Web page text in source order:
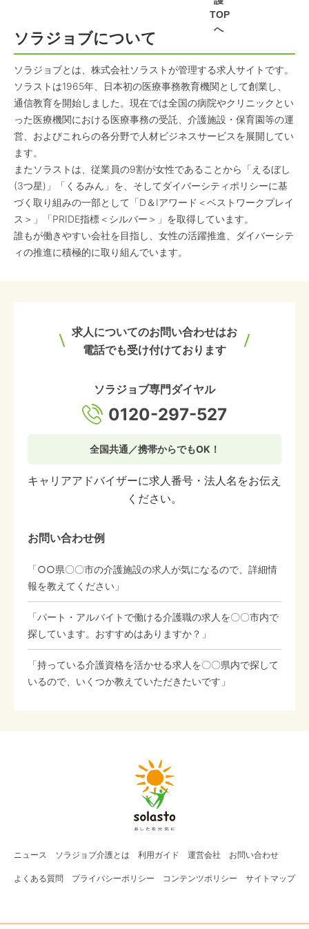
TOP
へ
ソラジョブについて
ソラジョブとは、株式会社ソラストが管理する求人サイトです。
ソラストは1965年、日本初の医療事務教育機関として創業し、
通信教育を開始しました。現在では全国の病院やクリニックとい
った医療機関における医療事務の受託、介護施設・保育園等の運
営、およびこれらの各分野で人材ビジネスサービスを展開してい
ます。
またソラストは、従業員の9割が女性であることから「えるぼし
(3つ星)」「くるみん」を、そしてダイバーシティポリシーに基
づく取り組みの一部として「D＆Iアワード＜ベストワークプレイ
ス＞」「PRIDE指標＜シルバー＞」を取得しています。
誰もが働きやすい会社を目指し、女性の活躍推進、ダイバーシテ
ィの推進に積極的に取り組んでいます。
求人についてのお問い合わせはお
電話でも受け付けております
ソラジョブ専門ダイヤル
0120-297-527
全国共通／携帯からでもOK！
キャリアアドバイザーに求人番号・法人名をお伝え
ください。
お問い合わせ例
「○○県〇〇市の介護施設の求人が気になるので、詳細情
報を教えてください」
「パート・アルバイトで働ける介護職の求人を〇〇市内で
探しています。おすすめはありますか？」
「持っている介護資格を活かせる求人を〇〇県内で探して
いるので、いくつか教えていただきたいです」
ニュース ソラジョブ介護とは 利用ガイド 運営会社 お問い合わせ
よくある質問 プライバシーポリシー コンテンツポリシー サイトマップ